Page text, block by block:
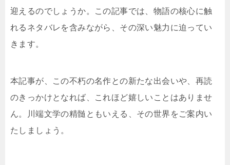
迎えるのでしょうか。この記事では、物語の核心に触
れるネタバレを含みながら、その深い魅力に迫ってい
きます。
本記事が、この不朽の名作との新たな出会いや、再読
のきっかけとなれば、これほど嬉しいことはありませ
ん。川端文学の精髄ともいえる、その世界をご案内い
たしましょう。